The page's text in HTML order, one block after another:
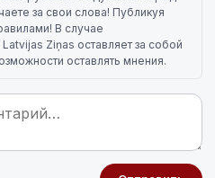
за свои слова! Публикуя
В случае
Ziņas оставляет за собой
оставлять мнения.